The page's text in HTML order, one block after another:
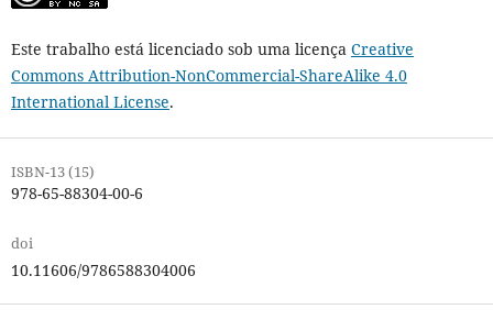
Este trabalho está licenciado sob uma licença Creative
Commons Attribution-NonCommercial-ShareAlike 4.0
International License.
ISBN-13 (15)
978-65-88304-00-6
doi
10.11606/9786588304006